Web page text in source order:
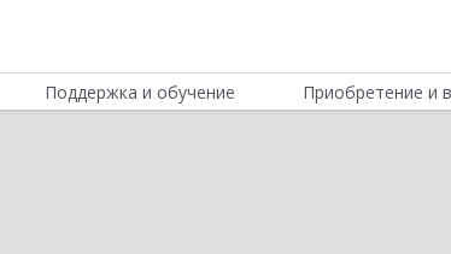
Поддержка и обучение Приобретение и